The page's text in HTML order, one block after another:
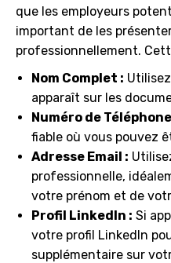
que les employeurs
important de les
professionnellement.
Nom Complet :
apparaît sur les
Numéro de
fiable où vous pouvez
Adresse Email :
professionnelle,
votre prénom et de
Profil LinkedIn : Si
votre profil LinkedIn
supplémentaire sur